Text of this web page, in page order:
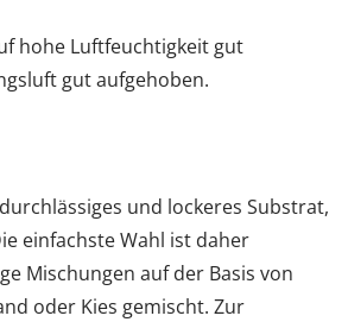
hohe Luftfeuchtigkeit gut
gut aufgehoben.
und lockeres Substrat,
einfachste Wahl ist daher
Mischungen auf der Basis von
oder Kies gemischt. Zur